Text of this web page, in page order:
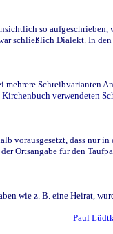
so
schließlich Dialekt. In
Schreibvarianten
verwendeten
vorausgesetzt, dass
Ortsangabe für den
wie z. B. eine Heirat,
Paul